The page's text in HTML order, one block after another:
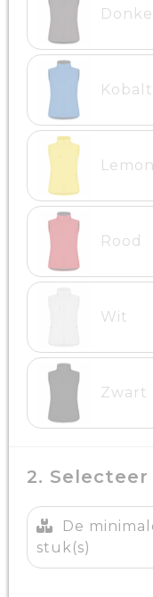
Kobalt
Lemon
Rood
Wit
Zwart
2.
De
stuk(s)